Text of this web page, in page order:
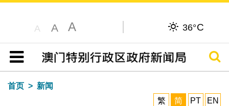
A A A 36°C
目录
搜寻
首页
新闻
繁
简 PT EN